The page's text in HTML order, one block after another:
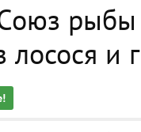
рыбы
лосося и